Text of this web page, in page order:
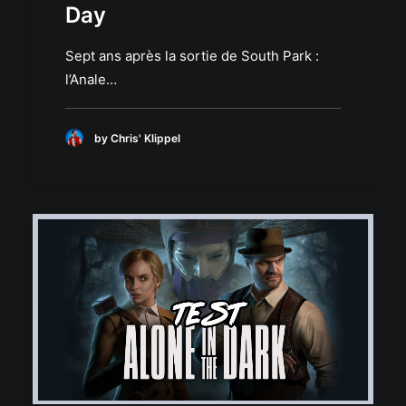
Day
Sept ans après la sortie de South Park :
l’Anale…
by Chris' Klippel